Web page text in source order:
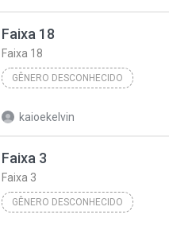
Faixa 18
Faixa 18
GÊNERO DESCONHECIDO
kaioekelvin
Faixa 3
Faixa 3
GÊNERO DESCONHECIDO